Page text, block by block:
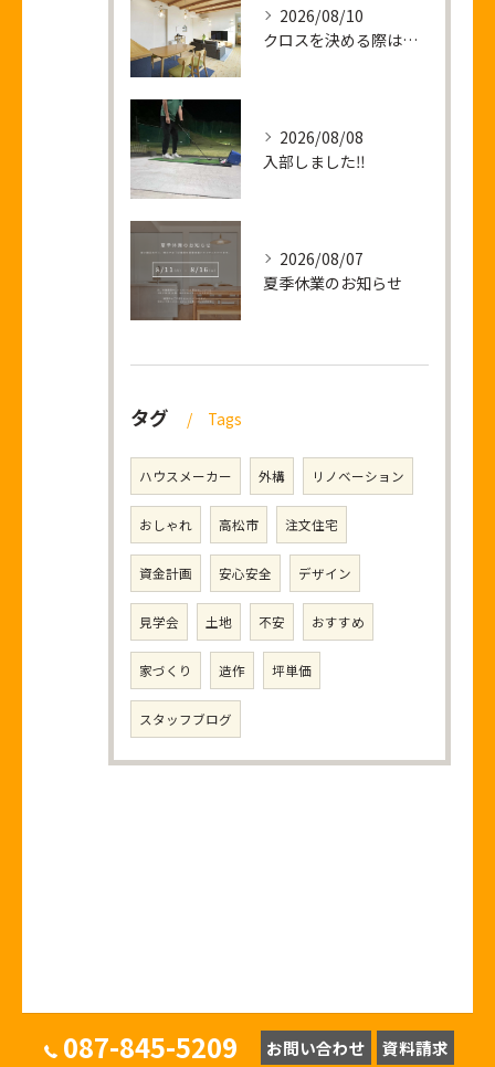
2026/08/10
クロスを決める際は僕の顔をご利用ください
2026/08/08
入部しました‼
2026/08/07
夏季休業のお知らせ
タグ Tags
ハウスメーカー 外構 リノベーション
おしゃれ 高松市 注文住宅
資金計画 安心安全 デザイン
見学会 土地 不安 おすすめ
家づくり 造作 坪単価
スタッフブログ
087-845-5209 お問い合わせ 資料請求